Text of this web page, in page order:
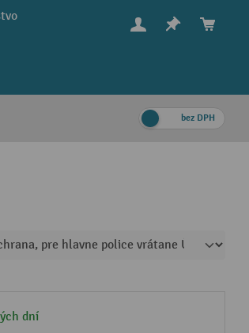
bez DPH
dní